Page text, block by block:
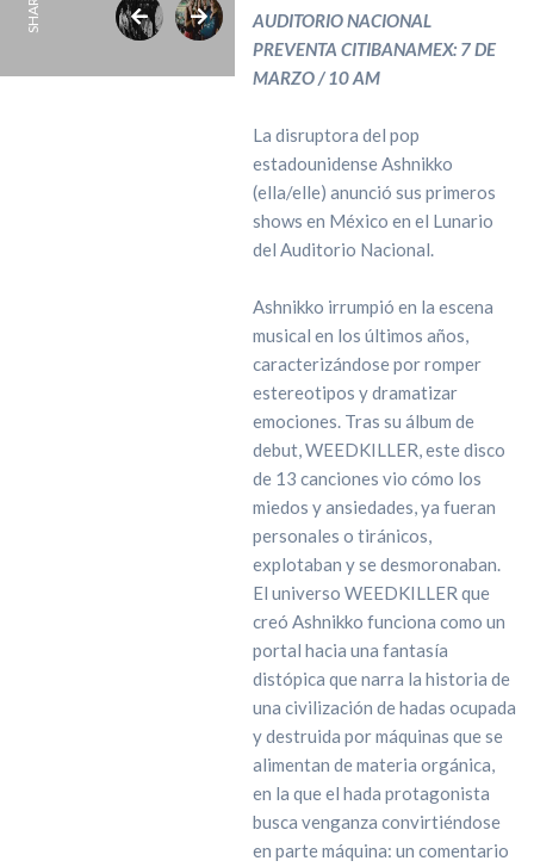
SHARE:
AUDITORIO NACIONAL
PREVENTA CITIBANAMEX: 7 DE
MARZO / 10 AM
La disruptora del pop
estadounidense Ashnikko
(ella/elle) anunció sus primeros
shows en México en el Lunario
del Auditorio Nacional.
Ashnikko irrumpió en la escena
musical en los últimos años,
caracterizándose por romper
estereotipos y dramatizar
emociones. Tras su álbum de
debut, WEEDKILLER, este disco
de 13 canciones vio cómo los
miedos y ansiedades, ya fueran
personales o tiránicos,
explotaban y se desmoronaban.
El universo WEEDKILLER que
creó Ashnikko funciona como un
portal hacia una fantasía
distópica que narra la historia de
una civilización de hadas ocupada
y destruida por máquinas que se
alimentan de materia orgánica,
en la que el hada protagonista
busca venganza convirtiéndose
en parte máquina: un comentario